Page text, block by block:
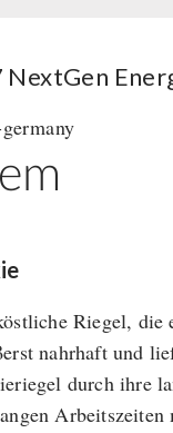
-
&
Coffee
(120g)
Riegel, die
nahrhaft und
durch ihre
Arbeitszeiten